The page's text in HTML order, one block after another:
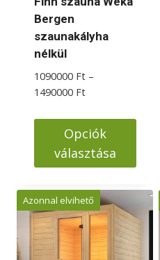
Bergen
szaunakályha
nélkül
1090000 Ft –
1490000 FtÁrtartomány:
-
1490000 Ft
Opciók
választása
a
terméknek
több
variációja
Azonnal elvihető